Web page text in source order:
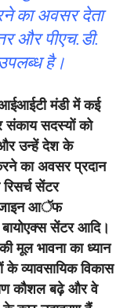
का अवसर देता
और पीएच.डी.
है।
मंडी में कई
संकाय सदस्यों को
उन्हें देश के
का अवसर प्रदान
सेंटर
आॅफ
सेंटर आदि।
मूल भावना का ध्यान
व्यावसायिक विकास
कौशल बढ़े और वे